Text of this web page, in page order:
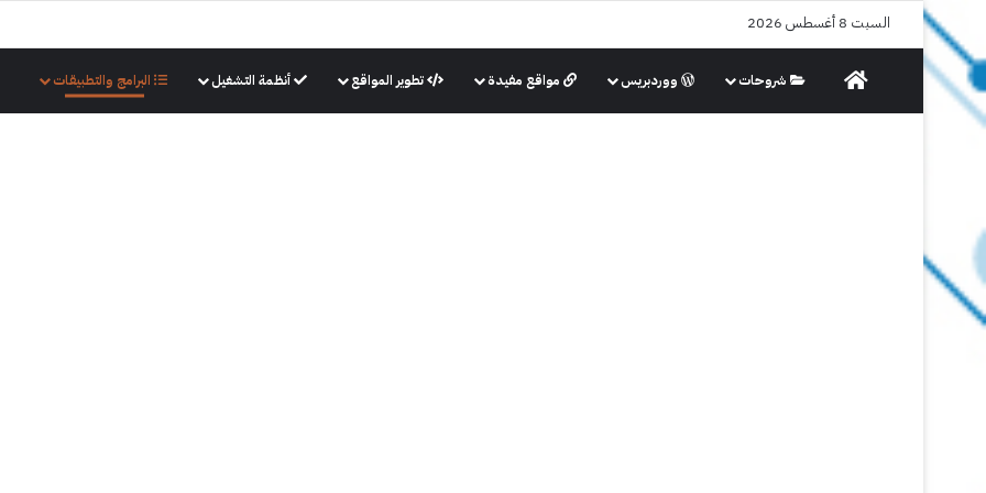
السبت 8 أغسطس 2026
الرئيسية شروحات ووردبريس مواقع مفيدة تطوير المواقع أنظمة التشغيل البرامج والتطبيقات